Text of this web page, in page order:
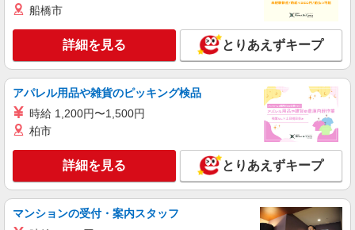
船橋市
詳細を見る とりあえずキープ
アパレル用品や雑貨のピッキング検品
時給 1,200円〜1,500円
柏市
詳細を見る とりあえずキープ
マンションの受付・案内スタッフ